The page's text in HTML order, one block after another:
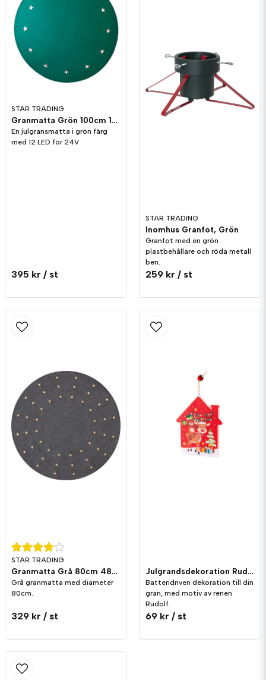
email
Ja, ni får publicera min fråga
STAR TRADING
Granmatta Grön 100cm 12LED
En julgransmatta i grön färg
med 12 LED för 24V
395 kr / st
STAR TRADING
Inomhus Granfot, Grön
Granfot med en grön
plastbehållare och röda metall
ben.
259 kr / st
STAR TRADING
Granmatta Grå 80cm 48LED
Grå granmatta med diameter
80cm.
329 kr / st
Julgrandsdekoration Rudolf
Batteridriven dekoration till din
gran, med motiv av renen
Rudolf.
69 kr / st